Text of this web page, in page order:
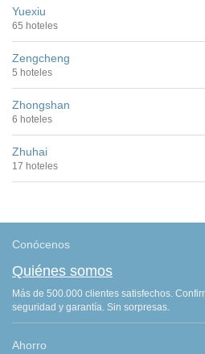
Yuexiu
65 hoteles
Zengcheng
5 hoteles
Zhongshan
6 hoteles
Zhuhai
17 hoteles
Conócenos
Quiénes somos
Más de 500.000 clientes satisfechos.
seguridad y garantía. Sin sorpresas.
Ahorro